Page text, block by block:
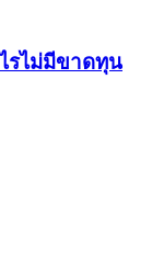
รไม่มีขาดทุน